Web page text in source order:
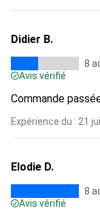
Didier B.
8
Avis vérifié
Commande
Expérience du : 21
Elodie D.
8
Avis vérifié